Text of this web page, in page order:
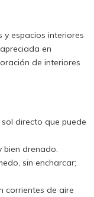
y espacios interiores
en
de interiores
directo que puede
bien drenado.
sin encharcar;
corrientes de aire